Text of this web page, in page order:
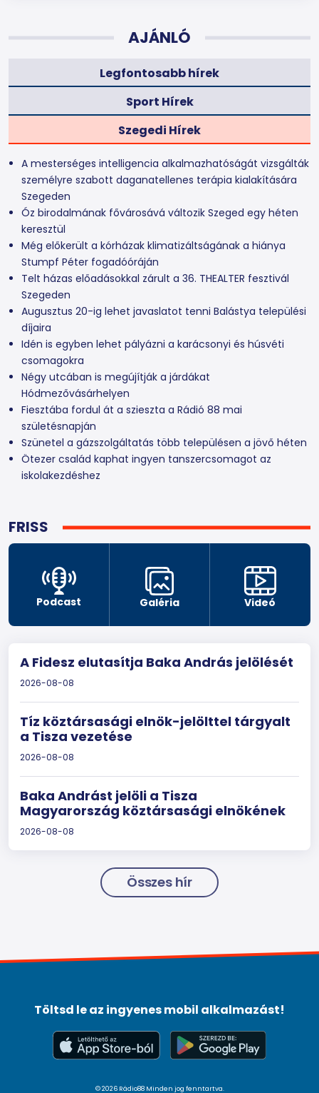
FRISS
Podcast Galéria Videó
A Fidesz elutasítja Baka András jelölését
2026-08-08
Tíz köztársasági elnök-jelölttel tárgyalt
a Tisza vezetése
2026-08-08
Baka Andrást jelöli a Tisza
Magyarország köztársasági elnökének
2026-08-08
Összes hír
AJÁNLÓ
Legfontosabb hírek
Sport Hírek
Szegedi Hírek
A mesterséges intelligencia alkalmazhatóságát vizsgálták
személyre szabott daganatellenes terápia kialakítására
Szegeden
Óz birodalmának fővárosává változik Szeged egy héten
keresztül
Még előkerült a kórházak klimatizáltságának a hiánya
Stumpf Péter fogadóóráján
Telt házas előadásokkal zárult a 36. THEALTER fesztivál
Szegeden
Augusztus 20-ig lehet javaslatot tenni Balástya települési
díjaira
Idén is egyben lehet pályázni a karácsonyi és húsvéti
csomagokra
Négy utcában is megújítják a járdákat
Hódmezővásárhelyen
Fiesztába fordul át a szieszta a Rádió 88 mai
születésnapján
Szünetel a gázszolgáltatás több településen a jövő héten
Ötezer család kaphat ingyen tanszercsomagot az
iskolakezdéshez
Töltsd le az ingyenes mobil alkalmazást!
© 2026 Rádio88 Minden jog fenntartva.